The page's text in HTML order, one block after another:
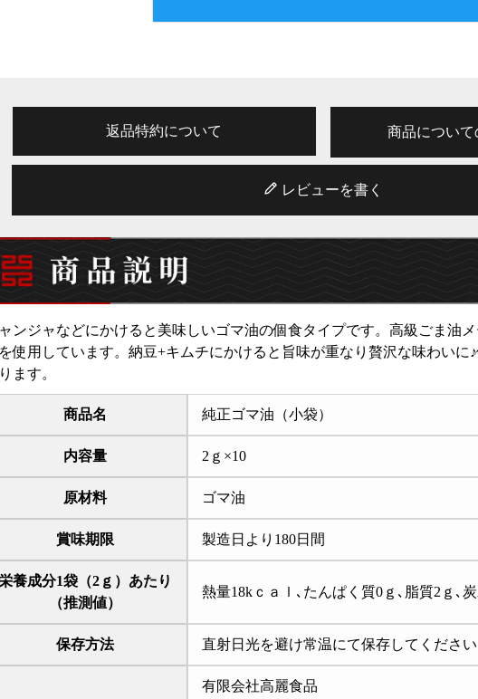
返品特約について 商品につい
レビューを書く
ンジャなどにかけると美味しいゴマ油の個食タイプです。高級ごま油
使用しています。納豆+キムチにかけると旨味が重なり贅沢な味わいに
ます。
商品名 純正ゴマ油（小袋）
内容量 2ｇ×10
原材料 ゴマ油
賞味期限 製造日より180日間
養成分1袋（2ｇ）あたり
（推測値）
熱量18kｃａｌ､たんぱく質0ｇ､脂質2ｇ､
保存方法 直射日光を避け常温にて保存してください
有限会社高麗食品